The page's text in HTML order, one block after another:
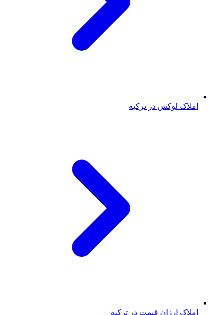
املاک لوکس در ترکیه
املاک ارزان قیمت در ترکیه